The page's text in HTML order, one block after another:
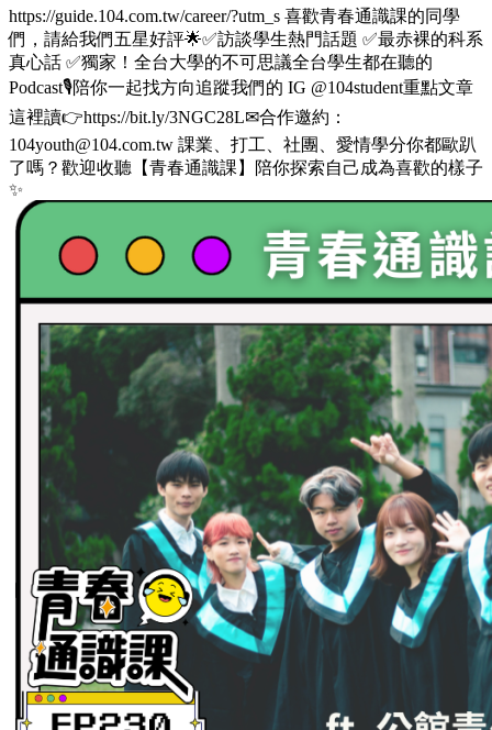
https://guide.104.com.tw/career/?utm_s 喜歡青春通識課的同學
們，請給我們五星好評🌟✅訪談學生熱門話題 ✅最赤裸的科系
真心話 ✅獨家！全台大學的不可思議全台學生都在聽的
Podcast🎙️陪你一起找方向追蹤我們的 IG @104student重點文章
這裡讀👉https://bit.ly/3NGC28L✉合作邀約：
104youth@104.com.tw 課業、打工、社團、愛情學分你都歐趴
了嗎？歡迎收聽【青春通識課】陪你探索自己成為喜歡的樣子
✨